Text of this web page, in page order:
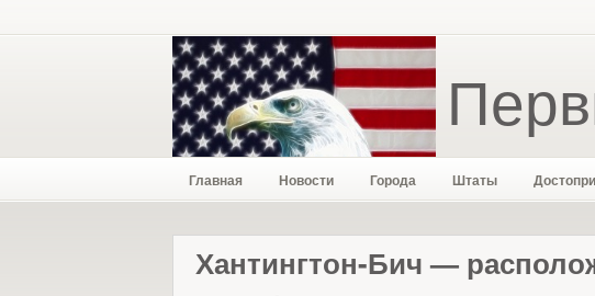
Главная Новости Города Штаты
Хантингтон-Бич —